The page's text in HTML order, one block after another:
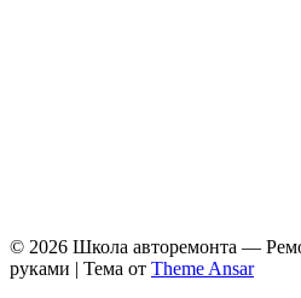
© 2026 Школа авторемонта —
руками | Тема от Theme Ansar